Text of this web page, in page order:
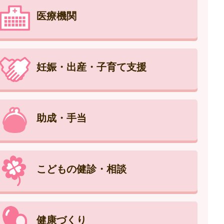
医療機関
妊娠・出産・子育て支援
助成・手当
こどもの健診・相談
健康づくり